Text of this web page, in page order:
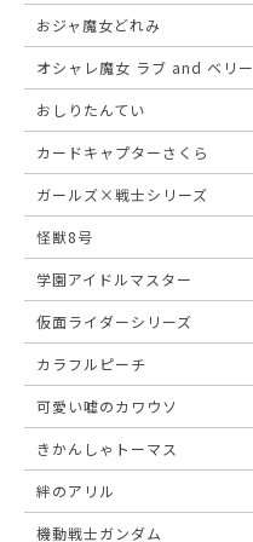
おジャ魔女どれみ
オシャレ魔女 ラブ and ベリー
おしりたんてい
カードキャプターさくら
ガールズ×戦士シリーズ
怪獣8号
学園アイドルマスター
仮面ライダーシリーズ
カラフルピーチ
可愛い嘘のカワウソ
きかんしゃトーマス
絆のアリル
機動戦士ガンダム